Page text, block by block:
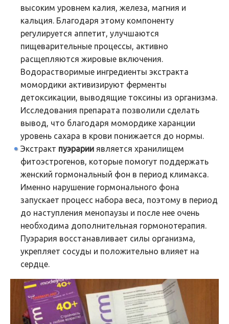
высоким уровнем калия, железа, магния и
кальция. Благодаря этому компоненту
регулируется аппетит, улучшаются
пищеварительные процессы, активно
расщепляются жировые включения.
Водорастворимые ингредиенты экстракта
момордики активизируют ферменты
детоксикации, выводящие токсины из организма.
Исследования препарата позволили сделать
вывод, что благодаря момордике харанции
уровень сахара в крови понижается до нормы.
Экстракт пуэрарии является хранилищем
фитоэстрогенов, которые помогут поддержать
женский гормональный фон в период климакса.
Именно нарушение гормонального фона
запускает процесс набора веса, поэтому в период
до наступления менопаузы и после нее очень
необходима дополнительная гормонотерапия.
Пуэрария восстанавливает силы организма,
укрепляет сосуды и положительно влияет на
сердце.